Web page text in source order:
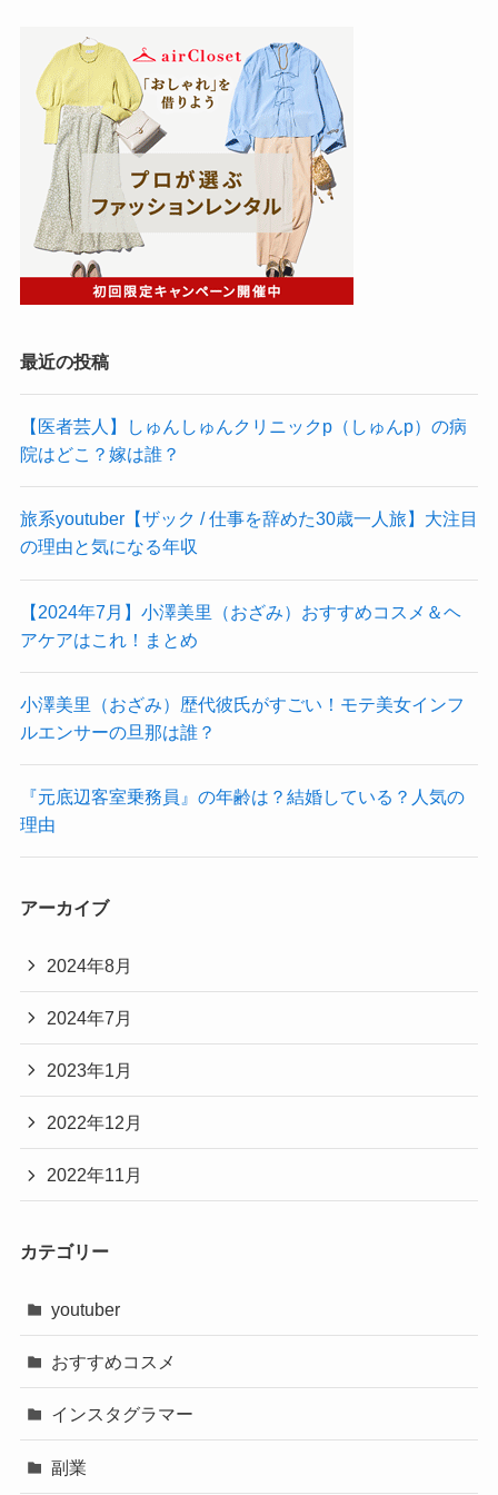
最近の投稿
【医者芸人】しゅんしゅんクリニックp（しゅんp）の病
院はどこ？嫁は誰？
旅系youtuber【ザック / 仕事を辞めた30歳一人旅】大注目
の理由と気になる年収
【2024年7月】小澤美里（おざみ）おすすめコスメ＆ヘ
アケアはこれ！まとめ
小澤美里（おざみ）歴代彼氏がすごい！モテ美女インフ
ルエンサーの旦那は誰？
『元底辺客室乗務員』の年齢は？結婚している？人気の
理由
アーカイブ
2024年8月
2024年7月
2023年1月
2022年12月
2022年11月
カテゴリー
youtuber
おすすめコスメ
インスタグラマー
副業